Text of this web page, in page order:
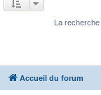
La
Accueil du forum